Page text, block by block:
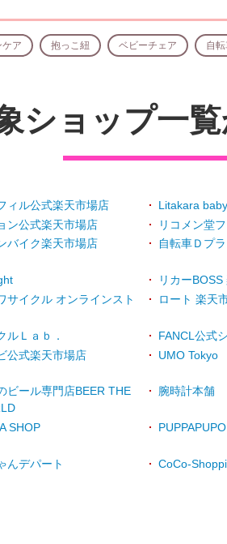
ケア 抱っこ紐 ベビーチェア 自
ショップ一
ィル公式楽天市場店
Litakara
ン公式楽天市場店
リコメン堂
バイク楽天市場店 自転車Ｄプ
リカー
サイクル オンラインスト
ロート 楽天
ルＬａｂ．
FANCL公式
公式楽天市場店 UMO Tokyo
ビール専門店BEER THE
腕時計本舗
SHOP PUPPAPUPO
んデパート CoCo-